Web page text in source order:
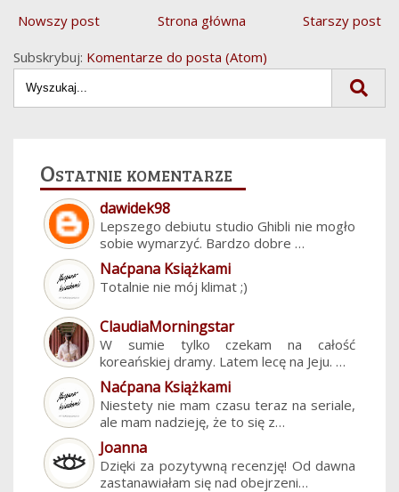
Nowszy post Starszy post
Strona główna
Subskrybuj: Komentarze do posta (Atom)
Ostatnie komentarze
dawidek98
Lepszego debiutu studio Ghibli nie mogło
sobie wymarzyć. Bardzo dobre …
Naćpana Książkami
Totalnie nie mój klimat ;)
ClaudiaMorningstar
W sumie tylko czekam na całość
koreańskiej dramy. Latem lecę na Jeju. …
Naćpana Książkami
Niestety nie mam czasu teraz na seriale,
ale mam nadzieję, że to się z…
Joanna
Dzięki za pozytywną recenzję! Od dawna
zastanawiałam się nad obejrzeni…